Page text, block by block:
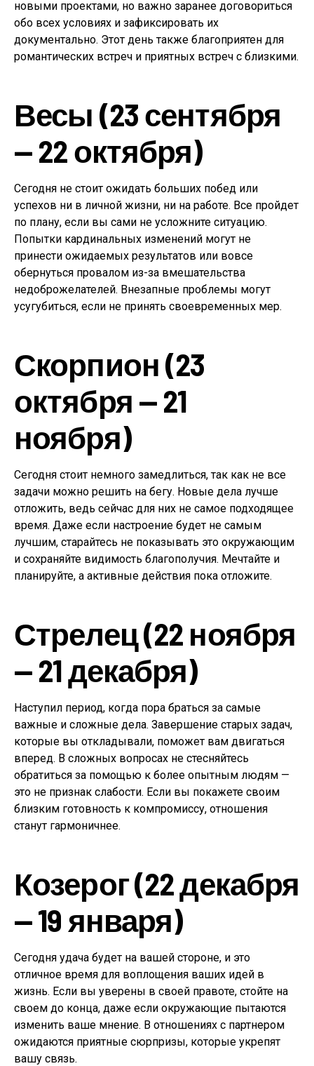
новыми проектами, но важно заранее договориться
обо всех условиях и зафиксировать их
документально. Этот день также благоприятен для
романтических встреч и приятных встреч с близкими.
Весы (23 сентября
— 22 октября)
Сегодня не стоит ожидать больших побед или
успехов ни в личной жизни, ни на работе. Все пройдет
по плану, если вы сами не усложните ситуацию.
Попытки кардинальных изменений могут не
принести ожидаемых результатов или вовсе
обернуться провалом из-за вмешательства
недоброжелателей. Внезапные проблемы могут
усугубиться, если не принять своевременных мер.
Скорпион (23
октября — 21
ноября)
Сегодня стоит немного замедлиться, так как не все
задачи можно решить на бегу. Новые дела лучше
отложить, ведь сейчас для них не самое подходящее
время. Даже если настроение будет не самым
лучшим, старайтесь не показывать это окружающим
и сохраняйте видимость благополучия. Мечтайте и
планируйте, а активные действия пока отложите.
Стрелец (22 ноября
— 21 декабря)
Наступил период, когда пора браться за самые
важные и сложные дела. Завершение старых задач,
которые вы откладывали, поможет вам двигаться
вперед. В сложных вопросах не стесняйтесь
обратиться за помощью к более опытным людям —
это не признак слабости. Если вы покажете своим
близким готовность к компромиссу, отношения
станут гармоничнее.
Козерог (22 декабря
— 19 января)
Сегодня удача будет на вашей стороне, и это
отличное время для воплощения ваших идей в
жизнь. Если вы уверены в своей правоте, стойте на
своем до конца, даже если окружающие пытаются
изменить ваше мнение. В отношениях с партнером
ожидаются приятные сюрпризы, которые укрепят
вашу связь.